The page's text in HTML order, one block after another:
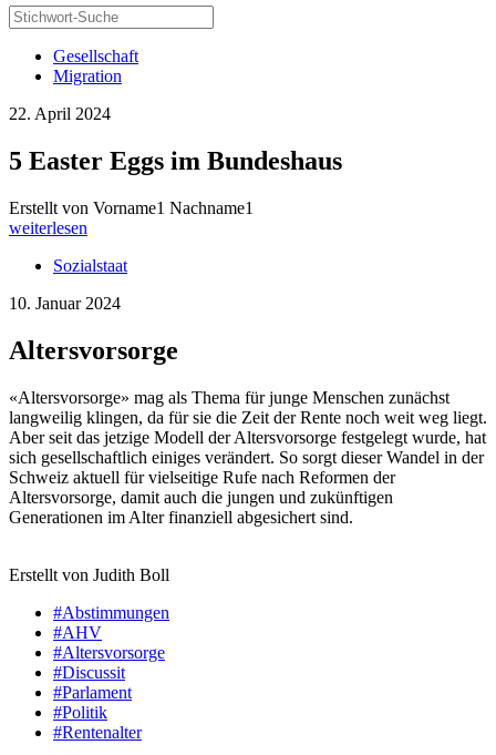
Gesellschaft
Migration
22. April 2024
5 Easter Eggs im Bundeshaus
Erstellt von Vorname1 Nachname1
weiterlesen
Sozialstaat
10. Januar 2024
Altersvorsorge
«Altersvorsorge» mag als Thema für junge Menschen zunächst
langweilig klingen, da für sie die Zeit der Rente noch weit weg liegt.
Aber seit das jetzige Modell der Altersvorsorge festgelegt wurde, hat
sich gesellschaftlich einiges verändert. So sorgt dieser Wandel in der
Schweiz aktuell für vielseitige Rufe nach Reformen der
Altersvorsorge, damit auch die jungen und zukünftigen
Generationen im Alter finanziell abgesichert sind.
Erstellt von Judith Boll
#Abstimmungen
#AHV
#Altersvorsorge
#Discussit
#Parlament
#Politik
#Rentenalter